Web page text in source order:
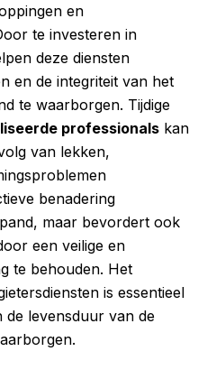
en
te investeren in
deze diensten
en de integriteit van het
te waarborgen. Tijdige
professionals kan
van lekken,
benadering
maar bevordert ook
een veilige en
te behouden. Het
is essentieel
de levensduur van de